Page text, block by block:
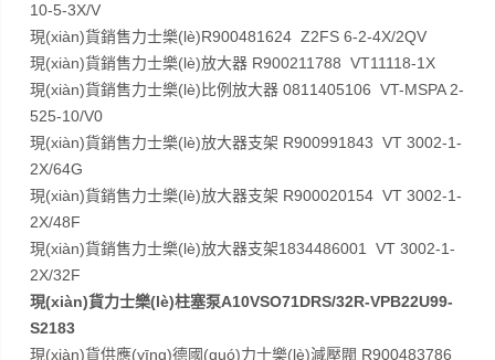
10-5-3X/V
現(xiàn)貨銷售力士樂(lè)R900481624 Z2FS 6-2-4X/2QV
現(xiàn)貨銷售力士樂(lè)放大器 R900211788 VT11118-1X
現(xiàn)貨銷售力士樂(lè)比例放大器 0811405106 VT-MSPA 2-
525-10/V0
現(xiàn)貨銷售力士樂(lè)放大器支架 R900991843 VT 3002-1-
2X/64G
現(xiàn)貨銷售力士樂(lè)放大器支架 R900020154 VT 3002-1-
2X/48F
現(xiàn)貨銷售力士樂(lè)放大器支架1834486001 VT 3002-1-
2X/32F
現(xiàn)貨力士樂(lè)柱塞泵A10VSO71DRS/32R-VPB22U99-
S2183
現(xiàn)貨供應(yīng)德國(guó)力士樂(lè)減壓閥 R900483786